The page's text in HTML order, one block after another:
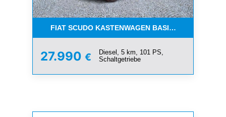
FIAT SCUDO KASTENWAGEN BASIS L3 1.5 NAVI
27.990 €
Diesel, 5 km, 101 PS,
Schaltgetriebe